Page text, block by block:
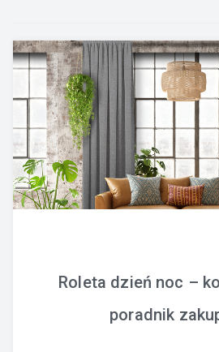
Roleta dzień noc –
poradnik